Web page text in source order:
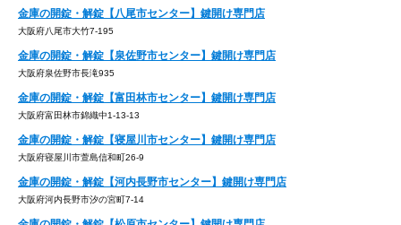
金庫の開錠・解錠【八尾市センター】鍵開け専門店
大阪府八尾市大竹7-195
金庫の開錠・解錠【泉佐野市センター】鍵開け専門店
大阪府泉佐野市長滝935
金庫の開錠・解錠【富田林市センター】鍵開け専門店
大阪府富田林市錦織中1-13-13
金庫の開錠・解錠【寝屋川市センター】鍵開け専門店
大阪府寝屋川市萱島信和町26-9
金庫の開錠・解錠【河内長野市センター】鍵開け専門店
大阪府河内長野市汐の宮町7-14